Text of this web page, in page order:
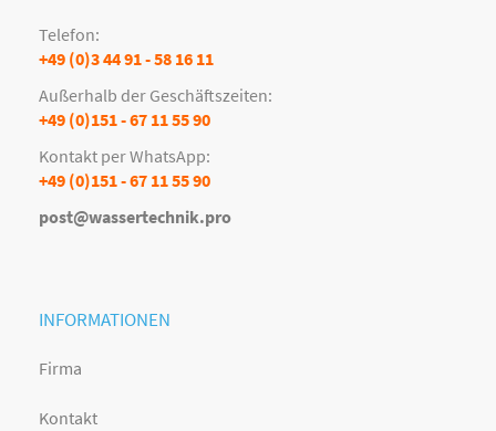
Telefon:
+49 (0)3 44 91 - 58 16 11
Außerhalb der Geschäftszeiten:
+49 (0)151 - 67 11 55 90
Kontakt per WhatsApp:
+49 (0)151 - 67 11 55 90
post@wassertechnik.pro
INFORMATIONEN
Firma
Kontakt